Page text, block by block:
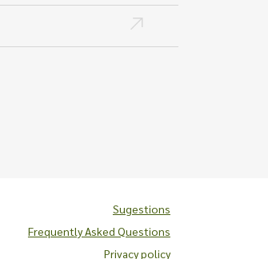
Sugestions
Frequently Asked Questions
Privacy policy